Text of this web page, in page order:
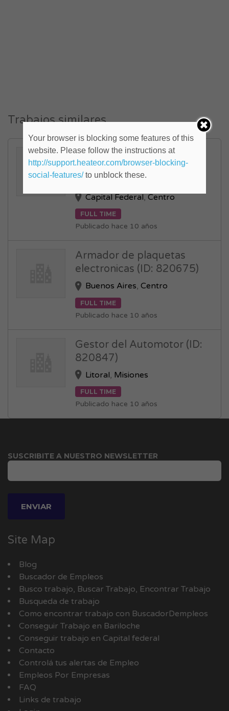
Trabajos similares
ENFERMERO
AUXILIAR/PROFESIONAL
(ID: 818159)
Capital Federal,Centro
FULL TIME
Publicado hace 10 años
Armador de plaquetas
electronicas (ID: 820675)
Buenos Aires,Centro
FULL TIME
Publicado hace 10 años
Gestor del Automotor (ID:
820847)
Litoral, Misiones
FULL TIME
Publicado hace 10 años
SUSCRIBITE A NUESTRO NEWSLETTER
Site Map
Blog
Buscador de Empleos
Busco trabajo, Buscar Trabajo, Encontrar Trabajo
Busqueda de trabajo
Como encontrar trabajo con BuscadorDempleos
Conseguir Trabajo en Bariloche
Conseguir trabajo en Capital federal
Contacto
Controlá tus alertas de Empleo
Empleos Por Empresas
FAQ
Links de trabajo
Your browser is blocking some features of this
website. Please follow the instructions at
http://support.heateor.com/browser-blocking-
social-features/to unblock these.